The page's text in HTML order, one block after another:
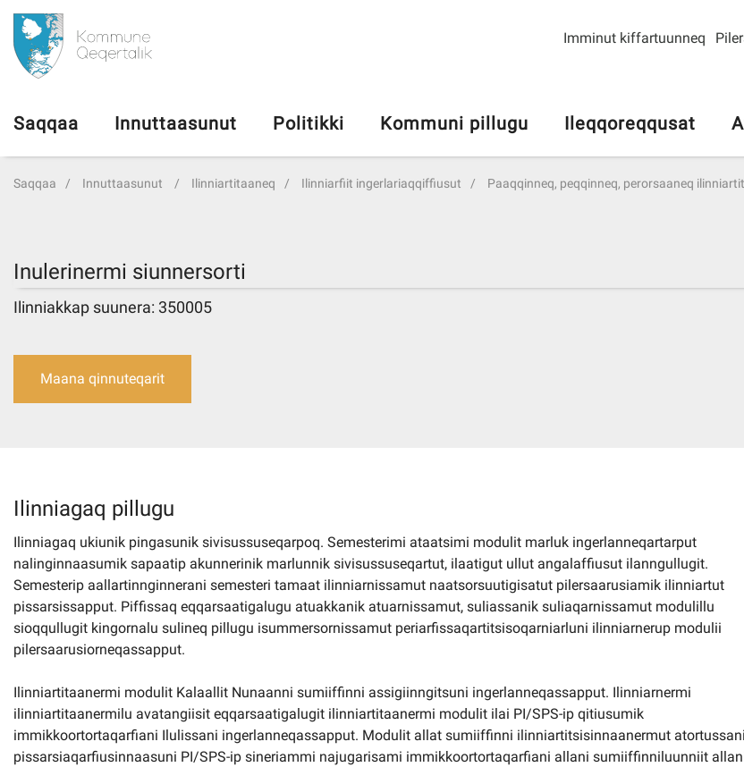
Kommuni pillugu
Ileqqoreqqusat
Atorfiit
Pilersaarutinut isaavik
Piffissamik inniminniineq
Imminut kiffartuunneq
Saqqaa Innuttaasunut Politikki Kommuni pillugu Ileqqoreqqusat
Saqqaa Innuttaasunut Ilinniartitaaneq Ilinniarfiit ingerlariaqqiffiusut Paaqqinneq, peqqinneq, perorsaaneq
Inulerinermi siunnersorti
Ilinniakkap suunera: 350005
Maana qinnuteqarit
Ilinniagaq pillugu
Ilinniagaq ukiunik pingasunik sivisussuseqarpoq. Semesterimi ataatsimi modulit marluk ingerlanneqartarput
nalinginnaasumik sapaatip akunnerinik marlunnik sivisussuseqartut, ilaatigut ullut angalaffiusut ilanngullugit.
Semesterip aallartinnginnerani semesteri tamaat ilinniarnissamut naatsorsuutigisatut pilersaarusiamik ilinniartut
pissarsissapput. Piffissaq eqqarsaatigalugu atuakkanik atuarnissamut, suliassanik suliaqarnissamut modulillu
sioqqullugit kingornalu sulineq pillugu isummersornissamut periarfissaqartitsisoqarniarluni ilinniarnerup modulii
pilersaarusiorneqassapput.
Ilinniartitaanermi modulit Kalaallit Nunaanni sumiiffinni assigiinngitsuni ingerlanneqassapput. Ilinniarnermi
ilinniartitaanermilu avatangiisit eqqarsaatigalugit ilinniartitaanermi modulit ilai PI/SPS-ip qitiusumik
immikkoortortaqarfiani Ilulissani ingerlanneqassapput. Modulit allat sumiiffinni ilinniartitsisinnaanermut
pissarsiaqarfiusinnaasuni PI/SPS-ip sineriammi najugarisami immikkoortortaqarfiani allani sumiiffinniluunniit